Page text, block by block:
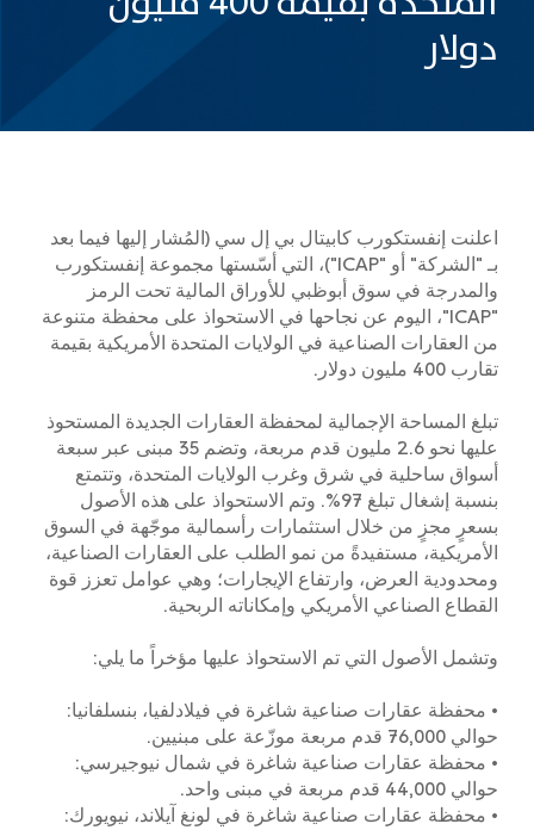
دولار
اعلنت إنفستكورب كابيتال بي إل سي (المُشار إليها فيما بعد
بـ "الشركة" أو "ICAP")، التي أسّستها مجموعة إنفستكورب
والمدرجة في سوق أبوظبي للأوراق المالية تحت الرمز
"ICAP"، اليوم عن نجاحها في الاستحواذ على محفظة متنوعة
من العقارات الصناعية في الولايات المتحدة الأمريكية بقيمة
تقارب 400 مليون دولار.
تبلغ المساحة الإجمالية لمحفظة العقارات الجديدة المستحوذ
عليها نحو 2.6 مليون قدم مربعة، وتضم 35 مبنى عبر سبعة
أسواق ساحلية في شرق وغرب الولايات المتحدة، وتتمتع
بنسبة إشغال تبلغ 97%. وتم الاستحواذ على هذه الأصول
بسعرٍ مجزٍ من خلال استثمارات رأسمالية موجّهة في السوق
الأمريكية، مستفيدةً من نمو الطلب على العقارات الصناعية،
ومحدودية العرض، وارتفاع الإيجارات؛ وهي عوامل تعزز قوة
القطاع الصناعي الأمريكي وإمكاناته الربحية.
وتشمل الأصول التي تم الاستحواذ عليها مؤخراً ما يلي:
• محفظة عقارات صناعية شاغرة في فيلادلفيا، بنسلفانيا:
حوالي 76,000 قدم مربعة موزّعة على مبنيين.
• محفظة عقارات صناعية شاغرة في شمال نيوجيرسي:
حوالي 44,000 قدم مربعة في مبنى واحد.
• محفظة عقارات صناعية شاغرة في لونغ آيلاند، نيويورك: